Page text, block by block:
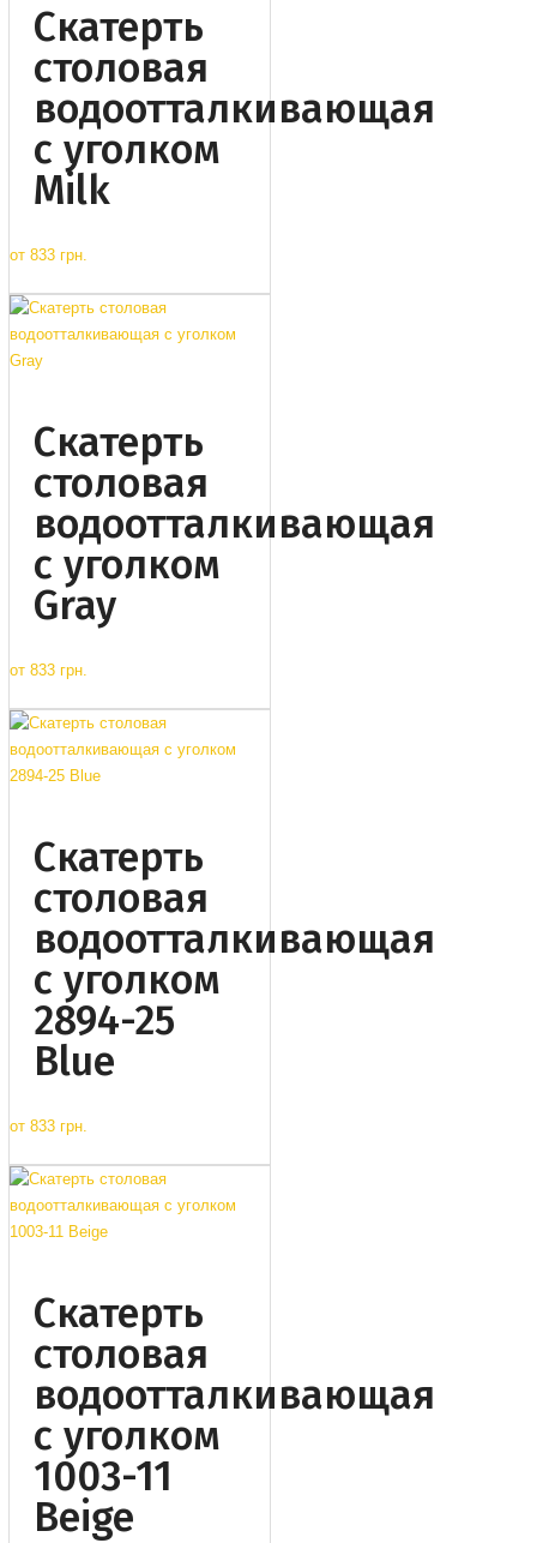
Cкатерть
столовая
водоотталкивающая
с уголком
Milk
от 833 грн.
Cкатерть
столовая
водоотталкивающая
с уголком
Gray
от 833 грн.
Cкатерть
столовая
водоотталкивающая
с уголком
2894-25
Blue
от 833 грн.
Cкатерть
столовая
водоотталкивающая
с уголком
1003-11
Beige